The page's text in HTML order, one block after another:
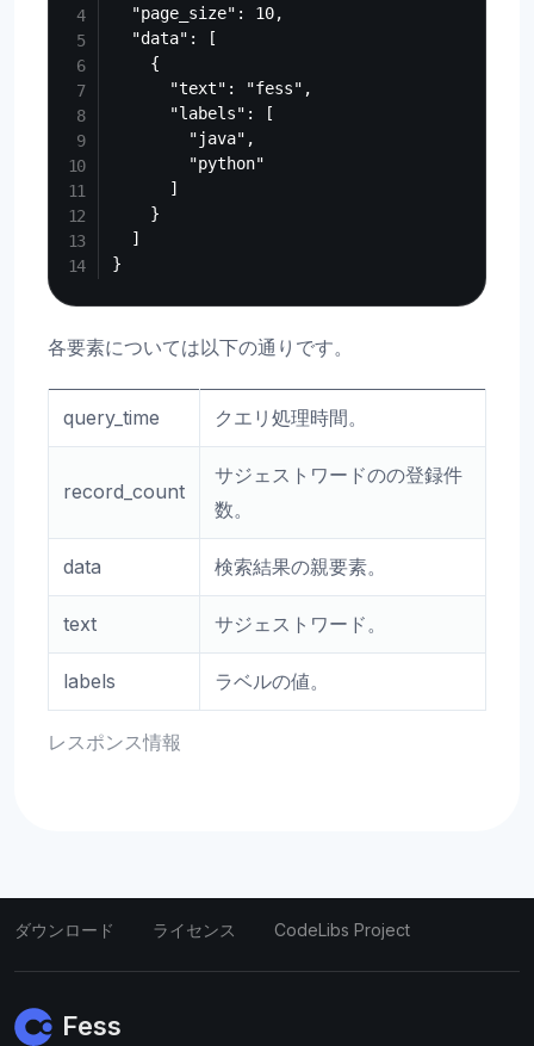
  "page_size": 10,
  "data": [
    {
      "text": "fess",
      "labels": [
        "java",
        "python"
      ]
    }
  ]
各要素については以下の通りです。
レスポンス情報
query_time クエリ処理時間。
record_count
サジェストワードのの登録件
数。
data 検索結果の親要素。
text サジェストワード。
labels ラベルの値。
ダウンロード ライセンス CodeLibs Project
Fess